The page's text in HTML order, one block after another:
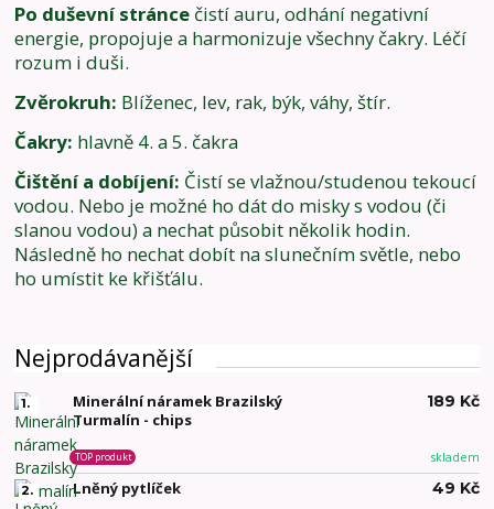
Po duševní stránce čistí auru, odhání negativní
energie, propojuje a harmonizuje všechny čakry. Léčí
rozum i duši.
Zvěrokruh: Blíženec, lev, rak, býk, váhy, štír.
Čakry: hlavně 4. a 5. čakra
Čištění a dobíjení: Čistí se vlažnou/studenou tekoucí
vodou. Nebo je možné ho dát do misky s vodou (či
slanou vodou) a nechat působit několik hodin.
Následně ho nechat dobít na slunečním světle, nebo
ho umístit ke křišťálu.
Nejprodávanější
1.
Minerální náramek Brazilský
Turmalín - chips
skladem
TOP produkt
189 Kč
2. Lněný pytlíček 49 Kč